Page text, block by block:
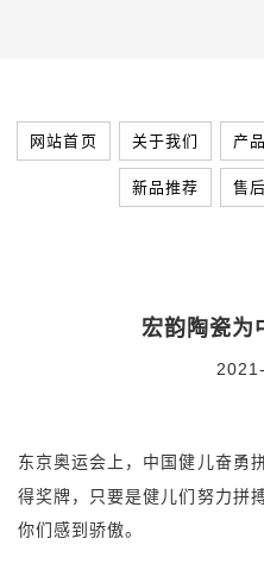
网站首页 关于我们 产
新品推荐 售
宏韵陶瓷为
东京奥运会上，中国健儿奋勇
得奖牌，只要是健儿们努力拼
你们感到骄傲。